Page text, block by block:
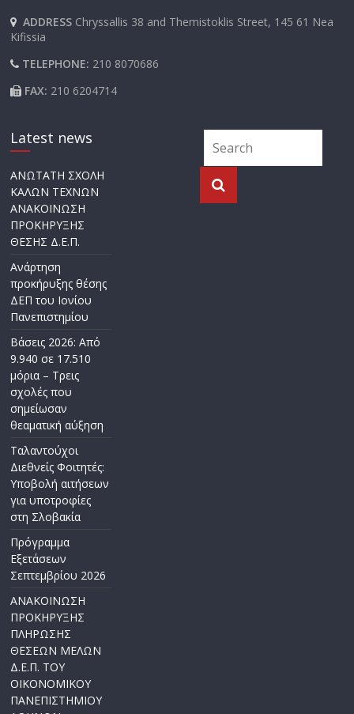
ADDRESS Chryssallis 38 and Themistoklis Street, 145 61 Nea
Kifissia
TELEPHONE: 210 8070686
FAX: 210 6204714
Latest news
ΑΝΩΤΑΤΗ ΣΧΟΛΗ
ΚΑΛΩΝ ΤΕΧΝΩΝ
ΑΝΑΚΟΙΝΩΣΗ
ΠΡΟΚΗΡΥΞΗΣ
ΘΕΣΗΣ Δ.Ε.Π.
Ανάρτηση
προκήρυξης θέσης
ΔΕΠ του Ιονίου
Πανεπιστημίου
Βάσεις 2026: Από
9.940 σε 17.510
μόρια – Τρεις
σχολές που
σημείωσαν
θεαματική αύξηση
Ταλαντούχοι
Διεθνείς Φοιτητές:
Υποβολή αιτήσεων
για υποτροφίες
στη Σλοβακία
Πρόγραμμα
Εξετάσεων
Σεπτεμβρίου 2026
ΑΝΑΚΟΙΝΩΣΗ
ΠΡΟΚΗΡΥΞΗΣ
ΠΛΗΡΩΣΗΣ
ΘΕΣΕΩΝ ΜΕΛΩΝ
Δ.Ε.Π. ΤΟΥ
ΟΙΚΟΝΟΜΙΚΟΥ
ΠΑΝΕΠΙΣΤΗΜΙΟΥ